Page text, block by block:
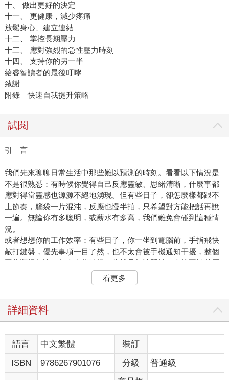
十、 做出更好的決定
十一、 更健康，減少疼痛
放鬆身心、建立連結
十二、 掌控長期壓力
十三、 應對強烈的急性壓力時刻
十四、 支持你的另一半
給睿智讀者的最後叮嚀
致謝
附錄｜快速自我提升策略
試閱
引 言
我們先來聊聊日常生活中那些難以預測的時刻。看看以下情況是
不是很熟悉：有時候你覺得自己反應靈敏、思緒清晰，什麼事都
應對得當靈感也源源不絕地湧現。但有些日子，卻怎麼樣都跟不
上節奏，腦袋一片混沌，反應也慢半拍，只希望對方能把話再說
一遍。無論你有多聰明，或薪水有多高，我們難免會碰到這種情
況。
或者想想你的工作效率：有些日子，你一坐到電腦前，手指飛快
敲打鍵盤，優先事項一目了然，也不太會被手機通知干擾，整個
工作順暢無比。但也有些時候，你就是無法開始，也搞不清楚原
因。只覺得自己反應遲鈍、毫無效率。看著時間一分一秒流逝，
你卻卡著，停滯不前，怎麼樣都提不起勁。
對方一有壓力，你就知道該怎麼做；但也有些時候，不管你怎麼
狀況，那該有多好。
有了這本書，你可以辦到。在接下來的章節裡，我會提供實用工
具，幫助你在最需要發揮表現的時刻，隨時都能「開機」。無論
是在職場、家裡，或是日常生活中的各個場景。
看更多
詳細資料
語言 中文繁體
裝訂
ISBN
9786267901076 分級
普通級